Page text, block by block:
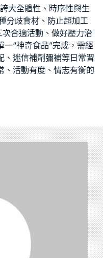
大全體性、時序性與生
分歧食材、防止超加工
合適活動、做好壓力治
“神奇食品”完成，需經
、迷信補劑彌補等日常習
、活動有度、情志有衡的